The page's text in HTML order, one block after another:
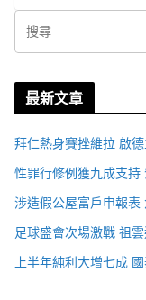
最新文章
拜仁熱身賽挫維拉 啟
性罪行修例獲九成支
涉造假公屋富戶申報表
足球盛會次場激戰 祖
上半年純利大增七成